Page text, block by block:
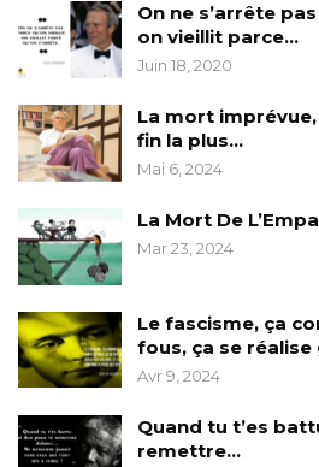
On ne s’arrête
on vieillit parce…
Juin 18, 2020
La mort
fin la plus…
Mai 6, 2024
La Mort De
Mar 23, 2024
Le fascisme, ça
fous, ça se réalise
Avr 9, 2024
Quand tu t’es
remettre…